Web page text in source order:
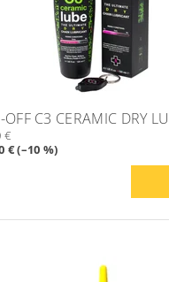
OFF C3 CERAMIC DRY
€
€ (–10 %)